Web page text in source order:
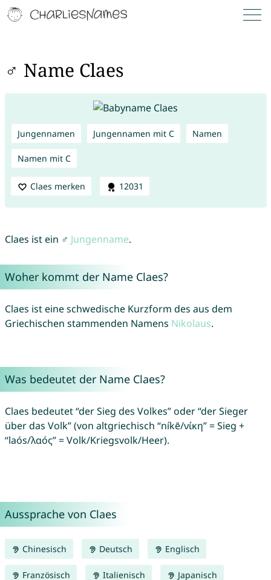
♂ Name Claes
Jungennamen Jungennamen mit C Namen
Namen mit C
Claes merken 12031
Claes ist ein ♂ Jungenname.
Woher kommt der Name Claes?
Claes ist eine schwedische Kurzform des aus dem
Griechischen stammenden Namens Nikolaus.
Was bedeutet der Name Claes?
Claes bedeutet “der Sieg des Volkes” oder “der Sieger
über das Volk” (von altgriechisch “níkē/νίκη” = Sieg +
“laós/λαός” = Volk/Kriegsvolk/Heer).
Aussprache von Claes
Chinesisch Deutsch Englisch
Französisch Italienisch Japanisch